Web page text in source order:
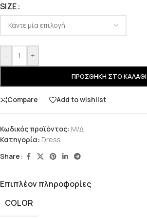
SIZE
- +
ΠΡΟΣΘΉΚΗ ΣΤΟ ΚΑΛΆΘΙ
Compare Add to wishlist
Κωδικός προϊόντος: Μ/Δ
Κατηγορία: Dress
Share:
Επιπλέον πληροφορίες
COLOR